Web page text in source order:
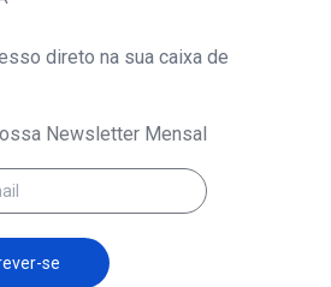
direto na sua caixa de
Newsletter Mensal
se